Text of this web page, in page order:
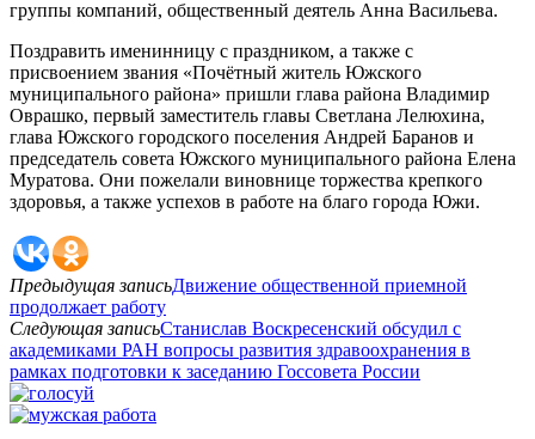
группы компаний, общественный деятель Анна Васильева.
Поздравить именинницу с праздником, а также с
присвоением звания «Почётный житель Южского
муниципального района» пришли глава района Владимир
Оврашко, первый заместитель главы Светлана Лелюхина,
глава Южского городского поселения Андрей Баранов и
председатель совета Южского муниципального района Елена
Муратова. Они пожелали виновнице торжества крепкого
здоровья, а также успехов в работе на благо города Южи.
Предыдущая записьДвижение общественной приемной
продолжает работу
Следующая записьСтанислав Воскресенский обсудил с
академиками РАН вопросы развития здравоохранения в
рамках подготовки к заседанию Госсовета России